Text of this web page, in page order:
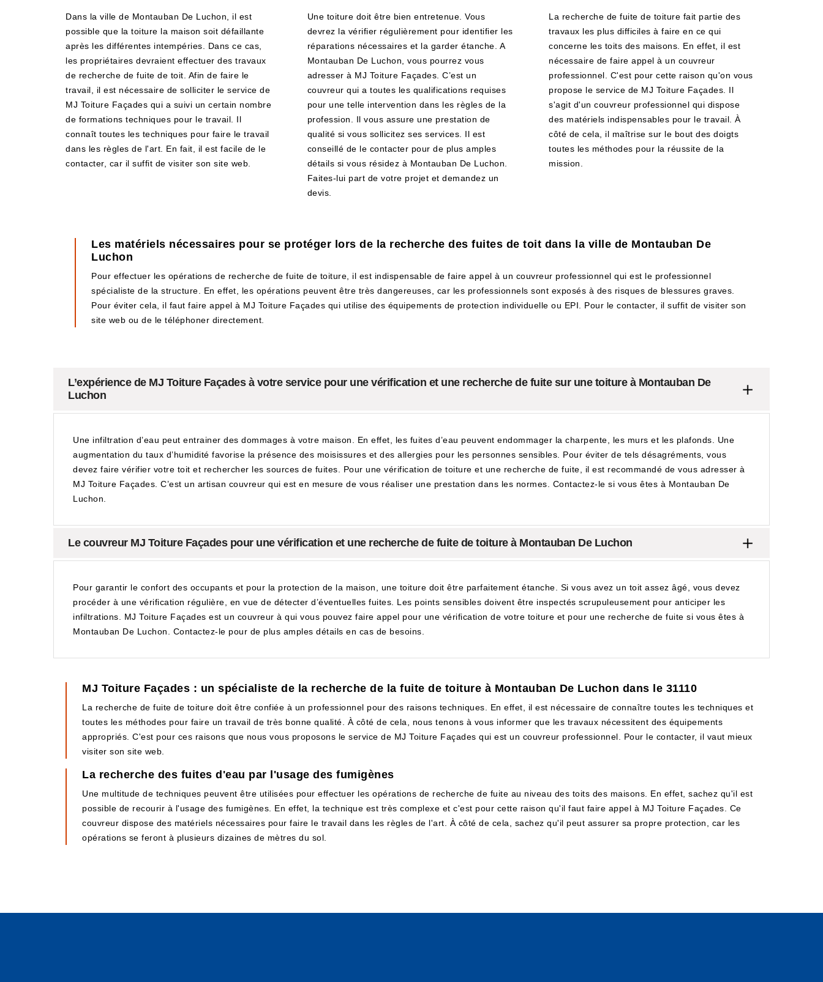
Dans la ville de Montauban De Luchon, il est
possible que la toiture la maison soit défaillante
après les différentes intempéries. Dans ce cas,
les propriétaires devraient effectuer des travaux
de recherche de fuite de toit. Afin de faire le
travail, il est nécessaire de solliciter le service de
MJ Toiture Façades qui a suivi un certain nombre
de formations techniques pour le travail. Il
connaît toutes les techniques pour faire le travail
dans les règles de l'art. En fait, il est facile de le
contacter, car il suffit de visiter son site web.
Une toiture doit être bien entretenue. Vous
devrez la vérifier régulièrement pour identifier les
réparations nécessaires et la garder étanche. A
Montauban De Luchon, vous pourrez vous
adresser à MJ Toiture Façades. C’est un
couvreur qui a toutes les qualifications requises
pour une telle intervention dans les règles de la
profession. Il vous assure une prestation de
qualité si vous sollicitez ses services. Il est
conseillé de le contacter pour de plus amples
détails si vous résidez à Montauban De Luchon.
Faites-lui part de votre projet et demandez un
devis.
La recherche de fuite de toiture fait partie des
travaux les plus difficiles à faire en ce qui
concerne les toits des maisons. En effet, il est
nécessaire de faire appel à un couvreur
professionnel. C'est pour cette raison qu'on vous
propose le service de MJ Toiture Façades. Il
s'agit d'un couvreur professionnel qui dispose
des matériels indispensables pour le travail. À
côté de cela, il maîtrise sur le bout des doigts
toutes les méthodes pour la réussite de la
mission.
Les matériels nécessaires pour se protéger lors de la recherche des fuites de toit dans la ville de Montauban De
Luchon
Pour effectuer les opérations de recherche de fuite de toiture, il est indispensable de faire appel à un couvreur professionnel qui est le professionnel
spécialiste de la structure. En effet, les opérations peuvent être très dangereuses, car les professionnels sont exposés à des risques de blessures graves.
Pour éviter cela, il faut faire appel à MJ Toiture Façades qui utilise des équipements de protection individuelle ou EPI. Pour le contacter, il suffit de visiter son
site web ou de le téléphoner directement.
L’expérience de MJ Toiture Façades à votre service pour une vérification et une recherche de fuite sur une toiture à Montauban De
Luchon
Une infiltration d’eau peut entrainer des dommages à votre maison. En effet, les fuites d’eau peuvent endommager la charpente, les murs et les plafonds. Une
augmentation du taux d’humidité favorise la présence des moisissures et des allergies pour les personnes sensibles. Pour éviter de tels désagréments, vous
devez faire vérifier votre toit et rechercher les sources de fuites. Pour une vérification de toiture et une recherche de fuite, il est recommandé de vous adresser à
MJ Toiture Façades. C’est un artisan couvreur qui est en mesure de vous réaliser une prestation dans les normes. Contactez-le si vous êtes à Montauban De
Luchon.
Le couvreur MJ Toiture Façades pour une vérification et une recherche de fuite de toiture à Montauban De Luchon
Pour garantir le confort des occupants et pour la protection de la maison, une toiture doit être parfaitement étanche. Si vous avez un toit assez âgé, vous devez
procéder à une vérification régulière, en vue de détecter d’éventuelles fuites. Les points sensibles doivent être inspectés scrupuleusement pour anticiper les
infiltrations. MJ Toiture Façades est un couvreur à qui vous pouvez faire appel pour une vérification de votre toiture et pour une recherche de fuite si vous êtes à
Montauban De Luchon. Contactez-le pour de plus amples détails en cas de besoins.
MJ Toiture Façades : un spécialiste de la recherche de la fuite de toiture à Montauban De Luchon dans le 31110
La recherche de fuite de toiture doit être confiée à un professionnel pour des raisons techniques. En effet, il est nécessaire de connaître toutes les techniques et
toutes les méthodes pour faire un travail de très bonne qualité. À côté de cela, nous tenons à vous informer que les travaux nécessitent des équipements
appropriés. C'est pour ces raisons que nous vous proposons le service de MJ Toiture Façades qui est un couvreur professionnel. Pour le contacter, il vaut mieux
visiter son site web.
La recherche des fuites d'eau par l'usage des fumigènes
Une multitude de techniques peuvent être utilisées pour effectuer les opérations de recherche de fuite au niveau des toits des maisons. En effet, sachez qu'il est
possible de recourir à l'usage des fumigènes. En effet, la technique est très complexe et c'est pour cette raison qu'il faut faire appel à MJ Toiture Façades. Ce
couvreur dispose des matériels nécessaires pour faire le travail dans les règles de l'art. À côté de cela, sachez qu'il peut assurer sa propre protection, car les
opérations se feront à plusieurs dizaines de mètres du sol.